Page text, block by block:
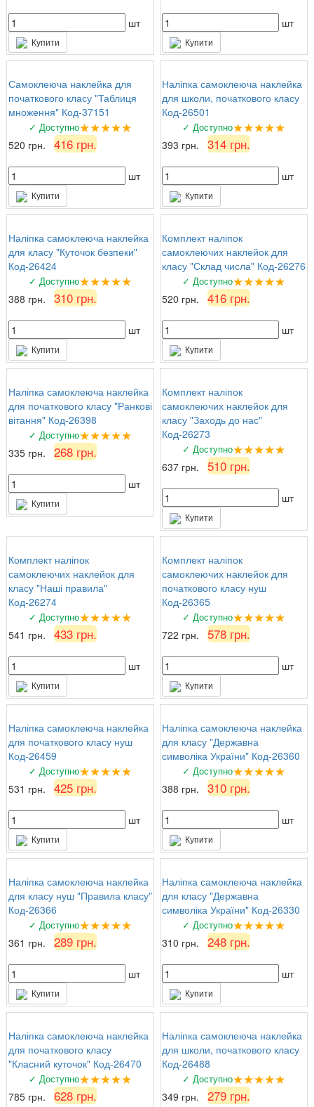
шт
Купити
шт
Купити
Самоклеюча наклейка для
початкового класу "Таблиця
множення" Код-37151
✓ Доступно★★★★★
520 грн. 416 грн.
шт
Купити
Наліпка самоклеюча наклейка
для школи, початкового класу
Код-26501
✓ Доступно★★★★★
393 грн. 314 грн.
шт
Купити
Наліпка самоклеюча наклейка
для класу "Куточок безпеки"
Код-26424
✓ Доступно★★★★★
388 грн. 310 грн.
шт
Купити
Комплект наліпок
самоклеючих наклейок для
класу "Склад числа" Код-26276
✓ Доступно★★★★★
520 грн. 416 грн.
шт
Купити
Наліпка самоклеюча наклейка
для початкового класу "Ранкові
вітання" Код-26398
✓ Доступно★★★★★
335 грн. 268 грн.
шт
Купити
Комплект наліпок
самоклеючих наклейок для
класу "Заходь до нас"
Код-26273
✓ Доступно★★★★★
637 грн. 510 грн.
шт
Купити
Комплект наліпок
самоклеючих наклейок для
класу "Наші правила"
Код-26274
✓ Доступно★★★★★
541 грн. 433 грн.
шт
Купити
Комплект наліпок
самоклеючих наклейок для
початкового класу нуш
Код-26365
✓ Доступно★★★★★
722 грн. 578 грн.
шт
Купити
Наліпка самоклеюча наклейка
для початкового класу нуш
Код-26459
✓ Доступно★★★★★
531 грн. 425 грн.
шт
Купити
Наліпка самоклеюча наклейка
для класу "Державна
символіка України" Код-26360
✓ Доступно★★★★★
388 грн. 310 грн.
шт
Купити
Наліпка самоклеюча наклейка
для класу нуш "Правила класу"
Код-26366
✓ Доступно★★★★★
361 грн. 289 грн.
шт
Купити
Наліпка самоклеюча наклейка
для класу "Державна
символіка України" Код-26330
✓ Доступно★★★★★
310 грн. 248 грн.
шт
Купити
Наліпка самоклеюча наклейка
для початкового класу
"Класний куточок" Код-26470
✓ Доступно★★★★★
785 грн. 628 грн.
Наліпка самоклеюча наклейка
для школи, початкового класу
Код-26488
✓ Доступно★★★★★
349 грн. 279 грн.